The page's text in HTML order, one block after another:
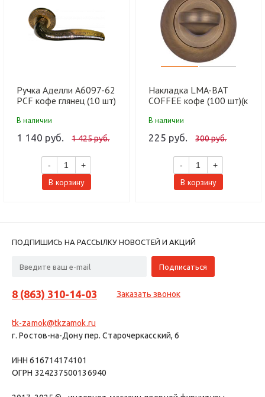
Ручка Аделли A6097-62
PCF кофе глянец (10 шт)
В наличии
1 140 руб. 1 425 руб.
- +
В корзину
Накладка LMA-BAT
COFFEE кофе (100 шт)(к
41D,417,285,284,273,210
MABM)
В наличии
225 руб. 300 руб.
- +
В корзину
ПОДПИШИСЬ НА РАССЫЛКУ НОВОСТЕЙ И АКЦИЙ
8 (863) 310-14-03 Заказать звонок
tk-zamok@tkzamok.ru
г. Ростов-на-Дону пер. Старочеркасский, 6
ИНН 616714174101
ОГРН 324237500136940